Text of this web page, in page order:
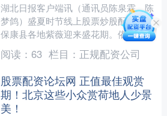
湖北日报客户端讯（通讯员陈泉霖、陈
梦鸽）盛夏时节线上股票炒股配资网，
保康县各地紫薇迎来盛花期。依托得天
独厚的千年紫薇资源优势，当地深挖生
态资源价值，坚持精细化养....
阅读： 63 栏目： 正规配资公司
股票配资论坛网 正值最佳观赏
期！北京这些小众赏荷地人少景
美！